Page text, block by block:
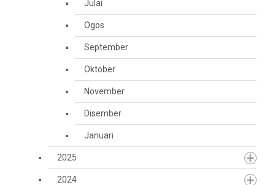
Julai
Ogos
September
Oktober
November
Disember
Januari
2025
2024